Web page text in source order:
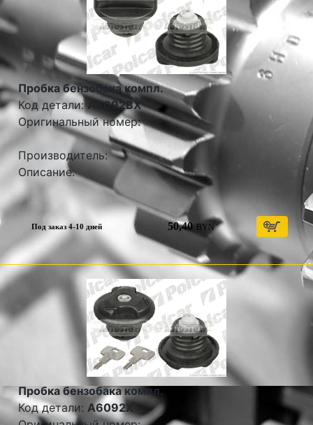
Пробка бензобака компл.
Код детали:A6092BX
Оригинальный номер:
Производитель:
Описание:
Под заказ 4-10 дней 50,40 BYN
Пробка бензобака компл.
Код детали: A6092X